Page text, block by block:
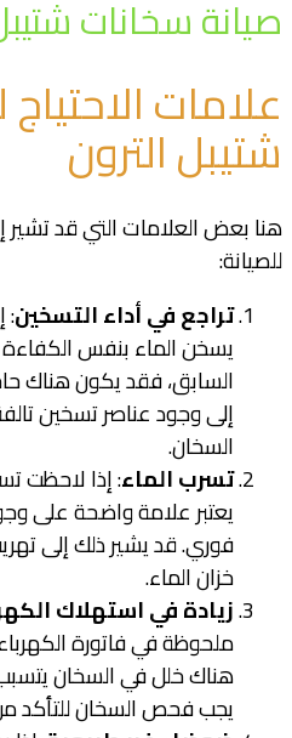
صيانة سخانات
علامات
شتيبل الترون
هنا بعض العلامات التي قد تشير
للصيانة:
تراجع في أداء التسخين:
يسخن الماء بنفس
السابق، فقد يكون هناك
إلى وجود عناصر تسخين
السخان.
تسرب الماء: إذا لاحظت
يعتبر علامة واضحة على
فوري. قد يشير ذلك إلى
خزان الماء.
زيادة في استهلاك
ملحوظة في فاتورة
هناك خلل في السخان
يجب فحص السخان للتأكد